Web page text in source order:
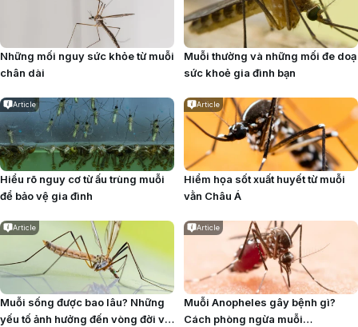
Những mối nguy sức khỏe từ muỗi
chân dài
Muỗi thường và những mối đe doạ
sức khoẻ gia đình bạn
Article
Hiểu rõ nguy cơ từ ấu trùng muỗi
để bảo vệ gia đình
Article
Hiểm họa sốt xuất huyết từ muỗi
vằn Châu Á
Article
Muỗi sống được bao lâu​? Những
yếu tố ảnh hưởng đến vòng đời và
Article
Muỗi Anopheles​ gây bệnh gì?
Cách phòng ngừa muỗi